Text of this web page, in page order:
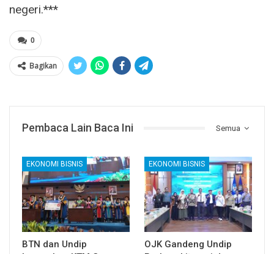
negeri.***
0
Bagikan
Semua
Pembaca Lain Baca Ini
EKONOMI BISNIS
BTN dan Undip
EKONOMI BISNIS
OJK Gandeng Undip